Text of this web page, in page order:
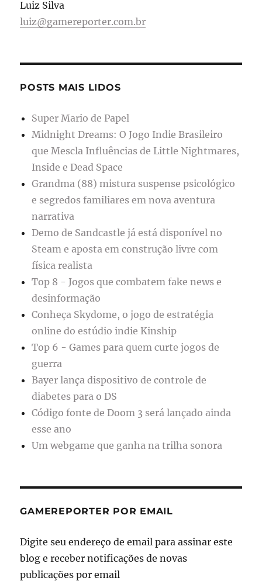
Luiz Silva
luiz@gamereporter.com.br
POSTS MAIS LIDOS
Super Mario de Papel
Midnight Dreams: O Jogo Indie Brasileiro
que Mescla Influências de Little Nightmares,
Inside e Dead Space
Grandma (88) mistura suspense psicológico
e segredos familiares em nova aventura
narrativa
Demo de Sandcastle já está disponível no
Steam e aposta em construção livre com
física realista
Top 8 - Jogos que combatem fake news e
desinformação
Conheça Skydome, o jogo de estratégia
online do estúdio indie Kinship
Top 6 - Games para quem curte jogos de
guerra
Bayer lança dispositivo de controle de
diabetes para o DS
Código fonte de Doom 3 será lançado ainda
esse ano
Um webgame que ganha na trilha sonora
GAMEREPORTER POR EMAIL
Digite seu endereço de email para assinar este
blog e receber notificações de novas
publicações por email